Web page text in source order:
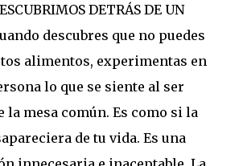
DETRÁS DE UN
descubres que no puedes
alimentos, experimentas en
lo que se siente al ser
la mesa común. Es como si la
de tu vida. Es una